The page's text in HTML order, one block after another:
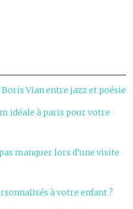
Vian entre jazz et poésie
idéale à paris pour votre
manquer lors d’une visite
à votre enfant ?